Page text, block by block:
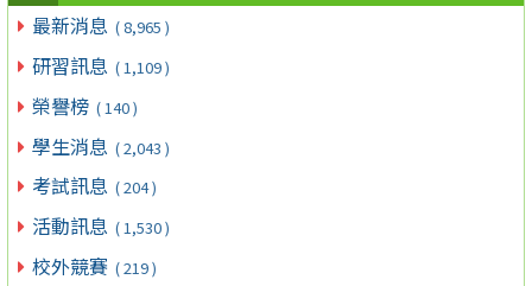
最新消息 ( 8,965 )
研習訊息 ( 1,109 )
榮譽榜 ( 140 )
學生消息 ( 2,043 )
考試訊息 ( 204 )
活動訊息 ( 1,530 )
校外競賽 ( 219 )